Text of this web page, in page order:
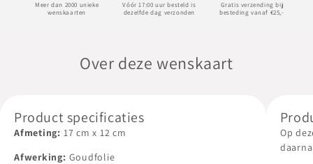
Meer dan 2000 unieke
wenskaarten
Vóór 17:00 uur besteld is
dezelfde dag verzonden
Gratis verzending bij
besteding vanaf €25,-
Over deze wenskaart
Product specificaties
Afmeting: 17cm x12cm
Afwerking: Goudfolie
Op